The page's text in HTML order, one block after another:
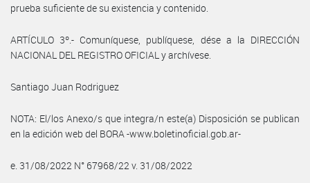
prueba suficiente de su existencia y contenido.
ARTÍCULO 3º.- Comuníquese, publíquese, dése a la DIRECCIÓN
NACIONAL DEL REGISTRO OFICIAL y archívese.
Santiago Juan Rodriguez
NOTA: El/los Anexo/s que integra/n este(a) Disposición se publican
en la edición web del BORA -www.boletinoficial.gob.ar-
e. 31/08/2022 N° 67968/22 v. 31/08/2022